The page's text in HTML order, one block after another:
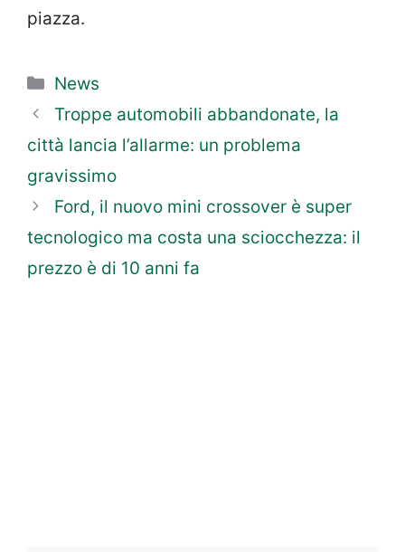
piazza.
Categorie
News
Troppe automobili abbandonate, la
città lancia l’allarme: un problema
gravissimo
Ford, il nuovo mini crossover è super
tecnologico ma costa una sciocchezza: il
prezzo è di 10 anni fa